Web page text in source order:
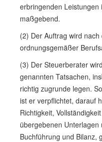
erbringenden Leistungen
maßgebend.
(2) Der Auftrag wird
ordnungsgemäßer
(3) Der Steuerberater
genannten Tatsachen,
richtig zugrunde legen.
ist er verpflichtet, darauf
Richtigkeit,
übergebenen
Buchführung und Bilanz,